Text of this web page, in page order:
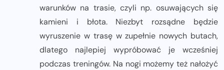
warunków na trasie, czyli np. osuwających się
kamieni i błota. Niezbyt rozsądne będzie
wyruszenie w trasę w zupełnie nowych butach,
dlatego najlepiej wypróbować je wcześniej
podczas treningów. Na nogi możemy też nałożyć